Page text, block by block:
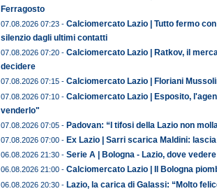
Ferragosto
07.08.2026 07:23 - Calciomercato Lazio | Tutto fermo
silenzio dagli ultimi contatti
07.08.2026 07:20 - Calciomercato Lazio | Ratkov, il
decidere
07.08.2026 07:15 - Calciomercato Lazio | Floriani
07.08.2026 07:10 - Calciomercato Lazio | Esposito,
venderlo"
07.08.2026 07:05 - Padovan: “I tifosi della Lazio non
07.08.2026 07:00 - Ex Lazio | Sarri scarica Maldini:
06.08.2026 21:30 - Serie A | Bologna - Lazio, dove
06.08.2026 21:00 - Calciomercato Lazio | Il Bologna
06.08.2026 20:30 - Lazio, la carica di Galassi: “Molto